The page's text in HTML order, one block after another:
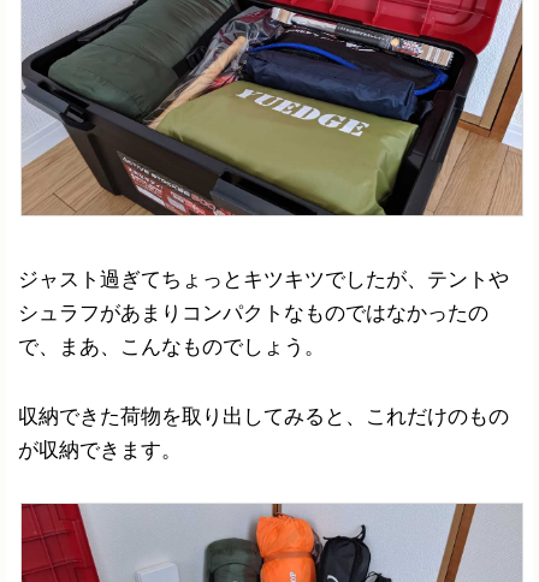
ジャスト過ぎてちょっとキツキツでしたが、テントや
シュラフがあまりコンパクトなものではなかったの
で、まあ、こんなものでしょう。
収納できた荷物を取り出してみると、これだけのもの
が収納できます。